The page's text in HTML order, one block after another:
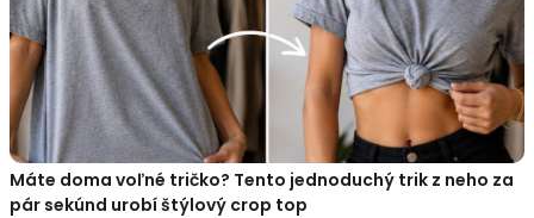
Máte doma voľné tričko? Tento jednoduchý trik z neho za
pár sekúnd urobí štýlový crop top